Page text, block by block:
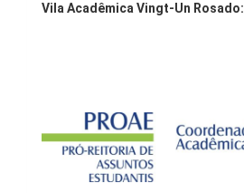
Vila Acadêmica Vingt-Un Rosado: